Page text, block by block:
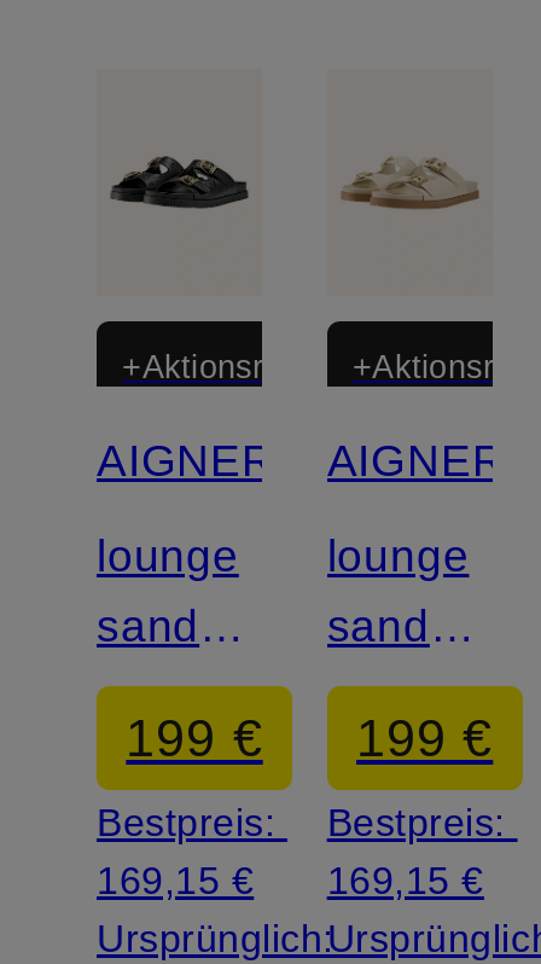
+Aktionsrabatt
AIGNER
lounge
sandal
EVE 1A
199 €
Bestpreis:
169,15 €
Ursprünglich:
AIGNER
lounge
sandal
EVE 1A
199 €
Bestpreis:
169,15 €